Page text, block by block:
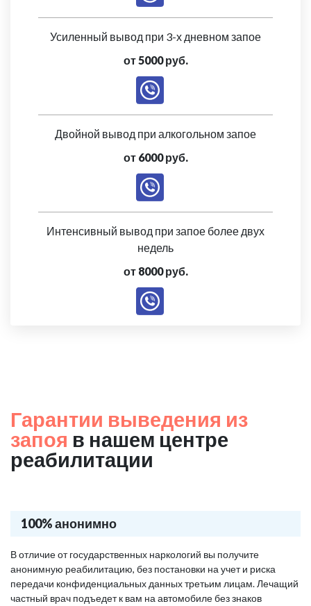
Усиленный вывод при 3-х дневном запое
от 5000 руб.
Двойной вывод при алкогольном запое
от 6000 руб.
Интенсивный вывод при запое более двух
недель
от 8000 руб.
Гарантии выведения из
запоя в нашем центре
реабилитации
100% анонимно
В отличие от государственных наркологий вы получите
анонимную реабилитацию, без постановки на учет и риска
передачи конфиденциальных данных третьим лицам. Лечащий
частный врач подъедет к вам на автомобиле без знаков